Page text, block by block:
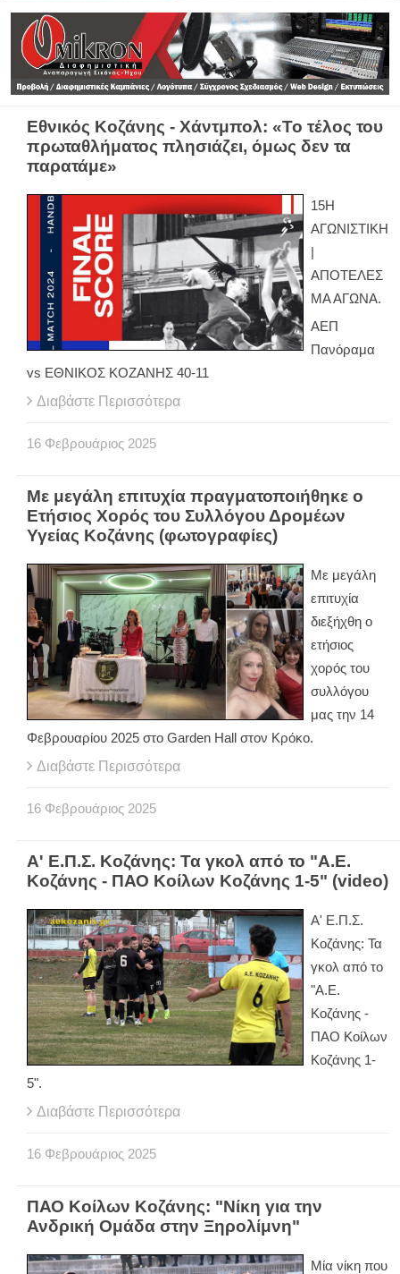
Εθνικός Κοζάνης - Χάντμπολ: «Το τέλος του
πρωταθλήματος πλησιάζει, όμως δεν τα
παρατάμε»
15Η
ΑΓΩΝΙΣΤΙΚΗ
ΑΠΟΤΕΛΕΣ
ΜΑ ΑΓΩΝΑ.
ΑΕΠ
Πανόραμα
vs ΕΘΝΙΚΟΣ ΚΟΖΑΝΗΣ 40-11
Διαβάστε Περισσότερα
16 Φεβρουάριος 2025
Με μεγάλη επιτυχία πραγματοποιήθηκε ο
Ετήσιος Χορός του Συλλόγου Δρομέων
Υγείας Κοζάνης (φωτογραφίες)
Με μεγάλη
επιτυχία
διεξήχθη ο
ετήσιος
χορός του
συλλόγου
μας την 14
Φεβρουαρίου 2025 στο Garden Hall στον Κρόκο.
Διαβάστε Περισσότερα
16 Φεβρουάριος 2025
Α' Ε.Π.Σ. Κοζάνης: Τα γκολ από το "Α.Ε.
Κοζάνης - ΠΑΟ Κοίλων Κοζάνης 1-5" (video)
Α' Ε.Π.Σ.
Κοζάνης: Τα
γκολ από το
"Α.Ε.
Κοζάνης -
ΠΑΟ Κοίλων
Κοζάνης 1-
5".
Διαβάστε Περισσότερα
16 Φεβρουάριος 2025
ΠΑΟ Κοίλων Κοζάνης: "Νίκη για την
Ανδρική Ομάδα στην Ξηρολίμνη"
Μία νίκη που